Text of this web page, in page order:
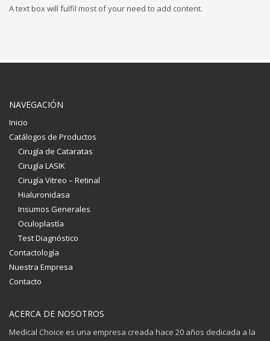
A text box will fulfil most of your need to add content.
NAVEGACIÓN
Inicio
Catálogos de Productos
Cirugía de Cataratas
Cirugía LASIK
Cirugía Vitreo – Retinal
Hialuronidasa
Insumos Generales
Oculoplastía
Test Diagnóstico
Contactología
Nuestra Empresa
Contacto
ACERCA DE NOSOTROS
Medical Choice es una empresa creada hace 20 años dedicada a la